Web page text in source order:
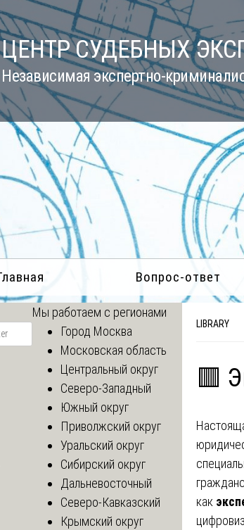
ЦЕНТР СУДЕБНЫХ
Независимая экспертно-
Вопрос-ответ
LIBRARY
🟥
как
Мы работаем с регионами
Город Москва
Московская область
Центральный округ
Северо-Западный
Южный округ
Приволжский округ
Уральский округ
Сибирский округ
Дальневосточный
Северо-Кавказский
Крымский округ